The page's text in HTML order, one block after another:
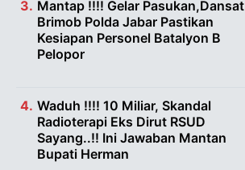
Mantap !!!! Gelar Pasukan,Dansat
Brimob Polda Jabar Pastikan
Kesiapan Personel Batalyon B
Pelopor
Waduh !!!! 10 Miliar, Skandal
Radioterapi Eks Dirut RSUD
Sayang..!! Ini Jawaban Mantan
Bupati Herman